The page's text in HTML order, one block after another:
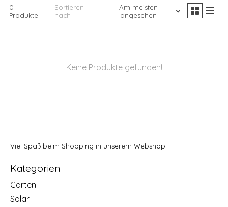
0
Produkte
Sortieren
nach
Am meisten
angesehen
Keine Produkte gefunden!
Viel Spaß beim Shopping in unserem Webshop
Kategorien
Garten
Solar